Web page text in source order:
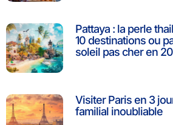
Pattaya : la perle
10 destinations ou
soleil pas cher en
Visiter Paris en 3
familial inoubliable